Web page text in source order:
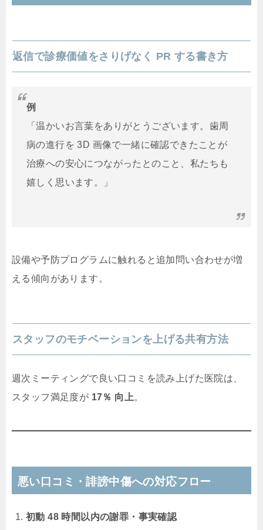
返信で診療価値をさりげなく PR する書き方
例
「温かいお言葉をありがとうございます。歯周
病の進行を 3D 画像で一緒に確認できたことが
治療への安心につながったとのこと、私たちも
嬉しく思います。」
設備や予防プログラムに触れると追加問い合わせが増
える傾向があります。
スタッフのモチベーションを上げる共有方法
週次ミーティングで良い口コミを読み上げた医院は、
スタッフ満足度が 17％ 向上。
悪い口コミ・誹謗中傷への対応フロー
初動 48 時間以内の謝罪・事実確認